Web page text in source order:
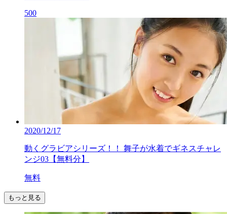
500
2020/12/17
動くグラビアシリーズ！！ 舞子が水着でギネスチャレ
ンジ03【無料分】
無料
もっと見る